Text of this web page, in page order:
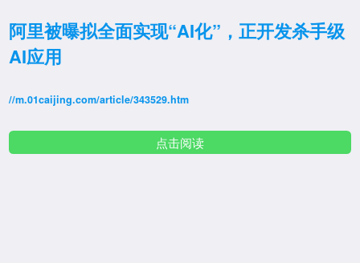
阿里被曝拟全面实现“AI化”，正开发杀手级
AI应用
//m.01caijing.com/article/343529.htm
点击阅读